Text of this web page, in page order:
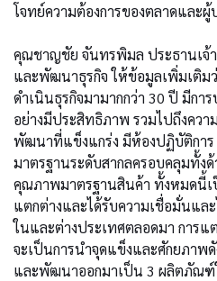
โจทย์ความต้องการของตลาดและ
คุณชาญชัย จันทรพิมล ประธานเจ้
และพัฒนาธุรกิจ ให้ข้อมูลเพิ่มเติม
ดำเนินธุรกิจมามากกว่า 30 ปี มีกา
อย่างมีประสิทธิภาพ รวมไปถึงควา
พัฒนาที่แข็งแกร่ง มีห้องปฏิบัติการ
มาตรฐานระดับสากลครอบคลุมทั้ง
คุณภาพมาตรฐานสินค้า ทั้งหมดนี้เ
แตกต่างและได้รับความเชื่อมั่นและ
ในและต่างประเทศตลอดมา การแ
จะเป็นการนำจุดแข็งและศักยภาพ
และพัฒนาออกมาเป็น 3 ผลิตภัณฑ์